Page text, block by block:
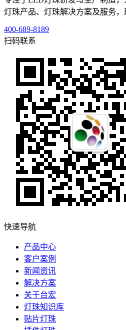
灯珠产品、灯珠解决方案及服务，
400-689-8189
扫码联系
快速导航
产品中心
客户案例
新闻资讯
解决方案
关于台宏
灯珠知识库
贴片灯珠